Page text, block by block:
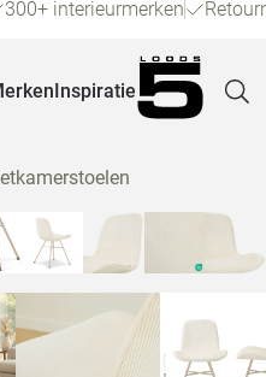
300+ interieurmerken
Inspiratie